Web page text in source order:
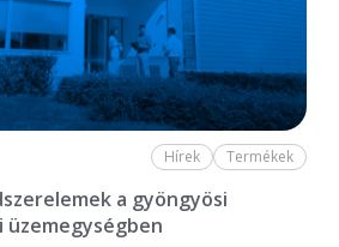
Hírek Termékek
a gyöngyösi